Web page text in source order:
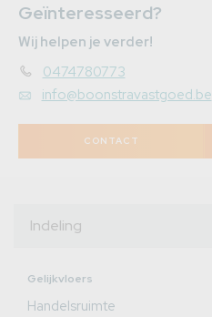
Geïnteresseerd?
Wij helpen je verder!
0474780773
info@boonstravastgoed.be
CONTACT
Indeling
Gelijkvloers
Handelsruimte